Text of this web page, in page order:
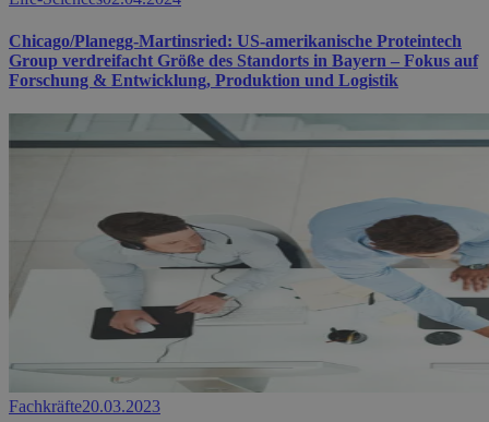
Chicago/Planegg-Martinsried: US-amerikanische Proteintech
Group verdreifacht Größe des Standorts in Bayern – Fokus auf
Forschung & Entwicklung, Produktion und Logistik
Fachkräfte20.03.2023